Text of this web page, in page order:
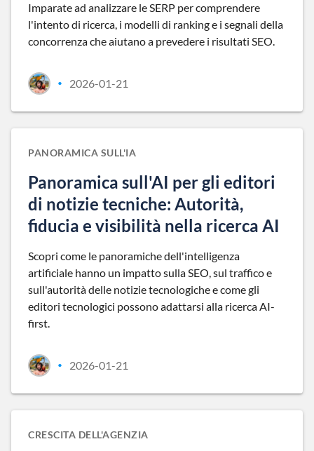
Imparate ad analizzare le SERP per comprendere
l'intento di ricerca, i modelli di ranking e i segnali della
concorrenza che aiutano a prevedere i risultati SEO.
• 2026-01-21
PANORAMICA SULL'IA
Panoramica sull'AI per gli editori
di notizie tecniche: Autorità,
fiducia e visibilità nella ricerca AI
Scopri come le panoramiche dell'intelligenza
artificiale hanno un impatto sulla SEO, sul traffico e
sull'autorità delle notizie tecnologiche e come gli
editori tecnologici possono adattarsi alla ricerca AI-
first.
• 2026-01-21
CRESCITA DELL'AGENZIA